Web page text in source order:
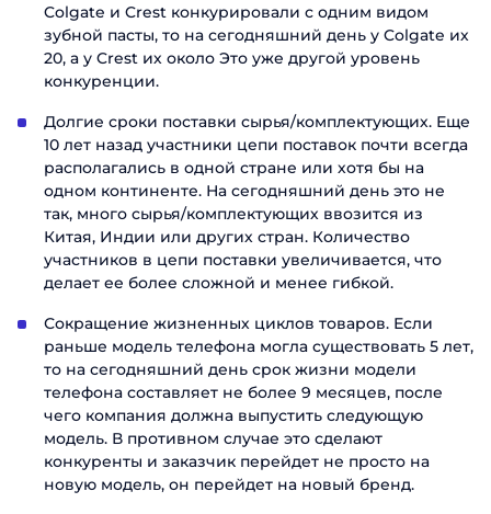
Colgate и Crest конкурировали с одним видом
зубной пасты, то на сегодняшний день у Colgate их
20, а у Crest их около Это уже другой уровень
конкуренции.
Долгие сроки поставки сырья/комплектующих. Еще
10 лет назад участники цепи поставок почти всегда
располагались в одной стране или хотя бы на
одном континенте. На сегодняшний день это не
так, много сырья/комплектующих ввозится из
Китая, Индии или других стран. Количество
участников в цепи поставки увеличивается, что
делает ее более сложной и менее гибкой.
Сокращение жизненных циклов товаров. Если
раньше модель телефона могла существовать 5 лет,
то на сегодняшний день срок жизни модели
телефона составляет не более 9 месяцев, после
чего компания должна выпустить следующую
модель. В противном случае это сделают
конкуренты и заказчик перейдет не просто на
новую модель, он перейдет на новый бренд.